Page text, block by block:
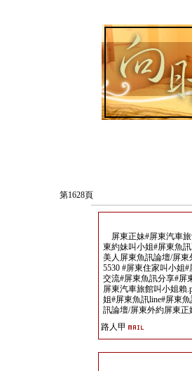
第1628頁
屏東正妹#屏東汽車旅
東約妹叫小姐#屏東魚
美人屏東魚訊論壇/屏
5530 #屏東住家叫小姐
交流#屏東魚訊分享#屏
屏東汽車旅館叫小姐賴
姐#屏東魚訊line#屏東
訊論壇/屏東外約屏東
路人甲